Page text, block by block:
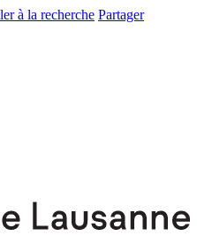
à la recherche Partager